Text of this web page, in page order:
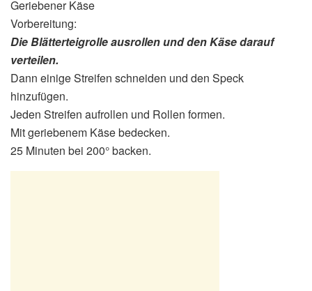
Geriebener Käse
Vorbereitung:
Die Blätterteigrolle ausrollen und den Käse darauf
verteilen.
Dann einige Streifen schneiden und den Speck
hinzufügen.
Jeden Streifen aufrollen und Rollen formen.
Mit geriebenem Käse bedecken.
25 Minuten bei 200° backen.